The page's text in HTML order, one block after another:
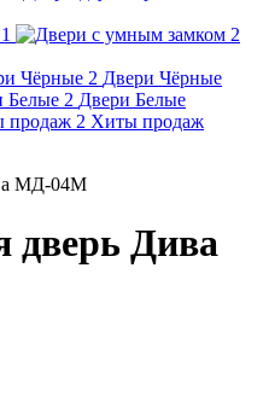
Двери Чёрные
Двери Белые
Хиты продаж
МД-04M
дверь Дива